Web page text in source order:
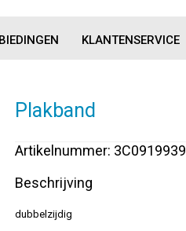
KLANTENSERVICE
Plakband
Artikelnummer: 3C0919939
Beschrijving
dubbelzijdig